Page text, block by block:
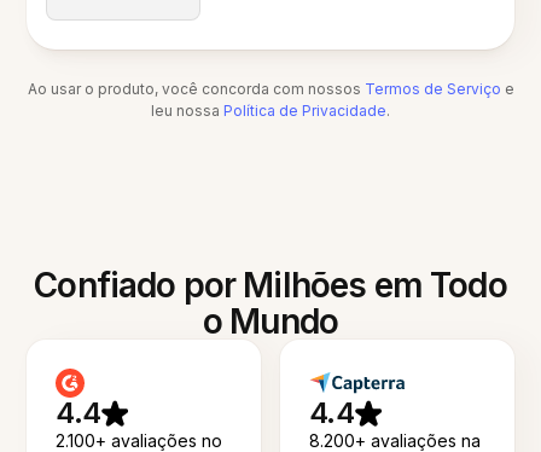
Ao usar o produto, você concorda com nossos Termos de Serviço e
leu nossa Política de Privacidade.
Confiado por Milhões em Todo
o Mundo
4.4
2.100+ avaliações no
4.4
8.200+ avaliações na